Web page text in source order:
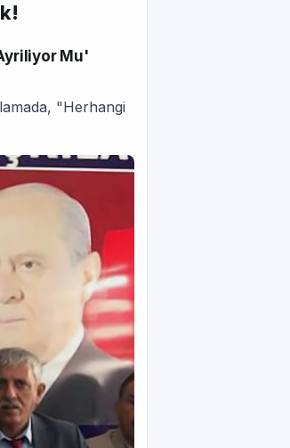
Mu'
"Herhangi